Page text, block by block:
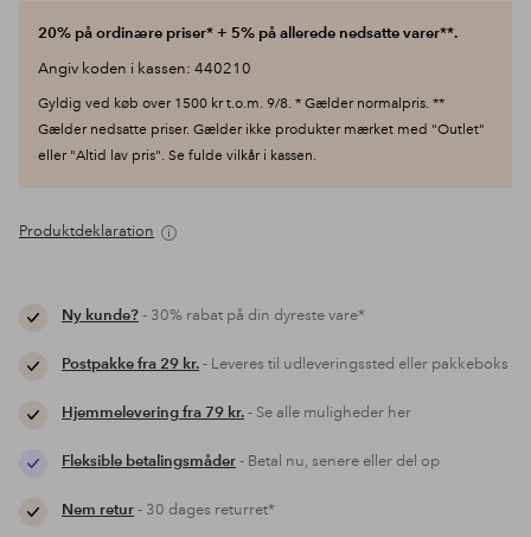
20% på ordinære priser* + 5% på allerede nedsatte varer**.
Angiv koden i kassen: 440210
Gyldig ved køb over 1500 kr t.o.m. 9/8. * Gælder normalpris. **
Gælder nedsatte priser. Gælder ikke produkter mærket med "Outlet"
eller "Altid lav pris". Se fulde vilkår i kassen.
Produktdeklaration
Ny kunde?- 30% rabat på din dyreste vare*
Postpakke fra 29 kr.- Leveres til udleveringssted eller pakkeboks
Hjemmelevering fra 79 kr.- Se alle muligheder her
Fleksible betalingsmåder- Betal nu, senere eller del op
Nem retur- 30 dages returret*